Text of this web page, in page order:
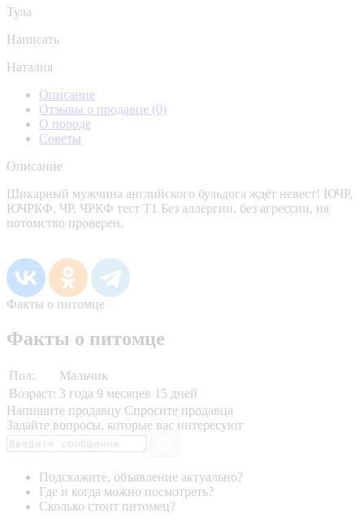
Тула
Написать
Наталия
Описание
Отзывы о продавце (0)
О породе
Советы
Описание
Шикарный мужчина английского бульдога ждёт невест! ЮЧР,
ЮЧРКФ, ЧР, ЧРКФ тест Т1 Без аллергии, без агрессии, на
потомство проверен.
Факты о питомце
Факты о питомце
Пол:
Мальчик
Возраст: 3 года 9 месяцев 15 дней
Напишите продавцу Спросите продавца
Задайте вопросы, которые вас интересуют
Подскажите, объявление актуально?
Где и когда можно посмотреть?
Сколько стоит питомец?